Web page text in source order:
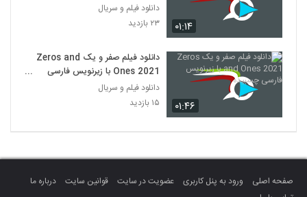
۰۱:۱۴
دانلود فیلم و سریال
۲۳ بازدید
۰۱:۴۶
دانلود فیلم صفر و یک Zeros and
Ones 2021 با زیرنویس فارسی
چسبیده
دانلود فیلم و سریال
۱۵ بازدید
صفحه اصلی ورود به پنل کاربری عضویت در سایت قوانین سایت
درباره ما